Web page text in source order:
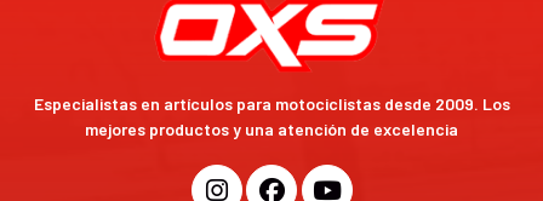
Especialistas en artículos para motociclistas desde 2009. Los
mejores productos y una atención de excelencia